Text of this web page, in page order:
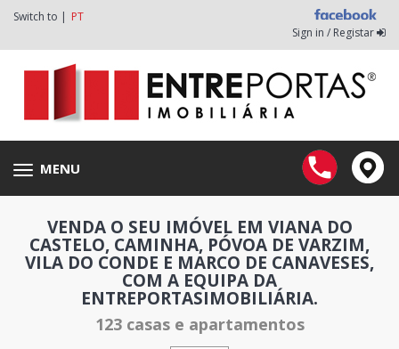
Switch to | PT
Sign in / Registar
Toggle
navigation
MENU
VENDA O SEU IMÓVEL EM VIANA DO
CASTELO, CAMINHA, PÓVOA DE VARZIM,
VILA DO CONDE E MARCO DE CANAVESES,
COM A EQUIPA DA
ENTREPORTASIMOBILIÁRIA.
123 casas e apartamentos